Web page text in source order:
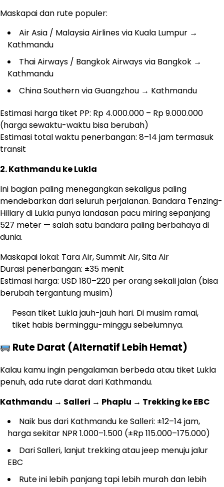
Maskapai dan rute populer:
Air Asia / Malaysia Airlines via Kuala Lumpur →
Kathmandu
Thai Airways / Bangkok Airways via Bangkok →
Kathmandu
China Southern via Guangzhou → Kathmandu
Estimasi harga tiket PP: Rp 4.000.000 – Rp 9.000.000
(harga sewaktu-waktu bisa berubah)
Estimasi total waktu penerbangan: 8–14 jam termasuk
transit
2. Kathmandu ke Lukla
Ini bagian paling menegangkan sekaligus paling
mendebarkan dari seluruh perjalanan. Bandara Tenzing-
Hillary di Lukla punya landasan pacu miring sepanjang
527 meter — salah satu bandara paling berbahaya di
dunia.
Maskapai lokal: Tara Air, Summit Air, Sita Air
Durasi penerbangan: ±35 menit
Estimasi harga: USD 180–220 per orang sekali jalan (bisa
berubah tergantung musim)
Pesan tiket Lukla jauh-jauh hari. Di musim ramai,
tiket habis berminggu-minggu sebelumnya.
Rute Darat (Alternatif Lebih Hemat)
Kalau kamu ingin pengalaman berbeda atau tiket Lukla
penuh, ada rute darat dari Kathmandu.
Kathmandu → Salleri → Phaplu → Trekking ke EBC
Naik bus dari Kathmandu ke Salleri: ±12–14 jam,
harga sekitar NPR 1.000–1.500 (±Rp 115.000–175.000)
Dari Salleri, lanjut trekking atau jeep menuju jalur
EBC
Rute ini lebih panjang tapi lebih murah dan lebih